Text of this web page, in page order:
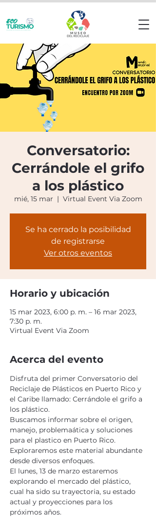
Conversatorio:
Cerrándole el grifo
a los plástico
mié, 15 mar
  |
Virtual Event Via Zoom
Se ha cerrado la posibilidad
de registrarse
Ver otros eventos
Horario y ubicación
15 mar 2023, 6:00 p. m. – 16 mar 2023,
7:30 p. m.
Virtual Event Via Zoom
Acerca del evento
Disfruta del primer Conversatorio del
Reciclaje de Plásticos en Puerto Rico y
el Caribe llamado: Cerrándole el grifo a
los plástico.
Buscamos informar sobre el origen,
manejo, problemaática y soluciones
para el plastico en Puerto Rico.
Exploraremos este material abundante
desde diversos enfoques.
El lunes, 13 de marzo estaremos
explorando el mercado del plástico,
cual ha sido su trayectoria, su estado
actual y proyecciones para los
próximos años.